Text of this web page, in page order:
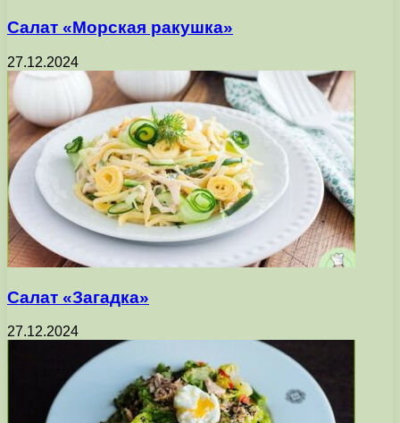
Салат «Морская ракушка»
27.12.2024
Салат «Загадка»
27.12.2024